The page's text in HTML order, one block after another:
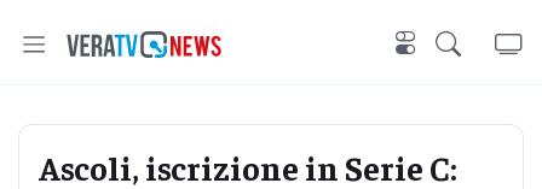
Ascoli, iscrizione in Serie C: